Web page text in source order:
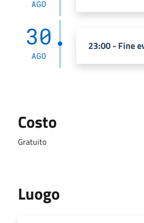
AGO
30
AGO
23:00 - Fine
Costo
Gratuito
Luogo